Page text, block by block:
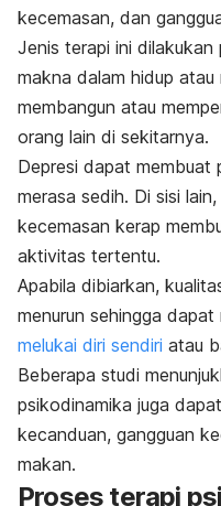
kecemasan, dan
Jenis terapi ini
makna dalam hidup atau
membangun atau
orang lain di sekitarnya.
Depresi dapat membuat
merasa sedih. Di sisi
kecemasan kerap
aktivitas tertentu.
Apabila dibiarkan,
menurun sehingga
melukai diri sendiri atau
Beberapa studi
psikodinamika juga
kecanduan, gangguan
makan.
Proses terapi